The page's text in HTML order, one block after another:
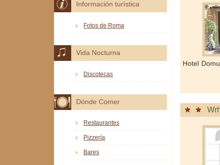
Hotel
Información turística
Fotos de Roma
Vida Nocturna
Discotecas
Dónde Comer
Restaurantes
Pizzería
Bares